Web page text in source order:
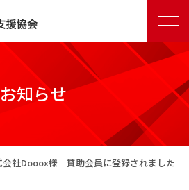
お知らせ
会社Dooox様 賛助会員に登録されました